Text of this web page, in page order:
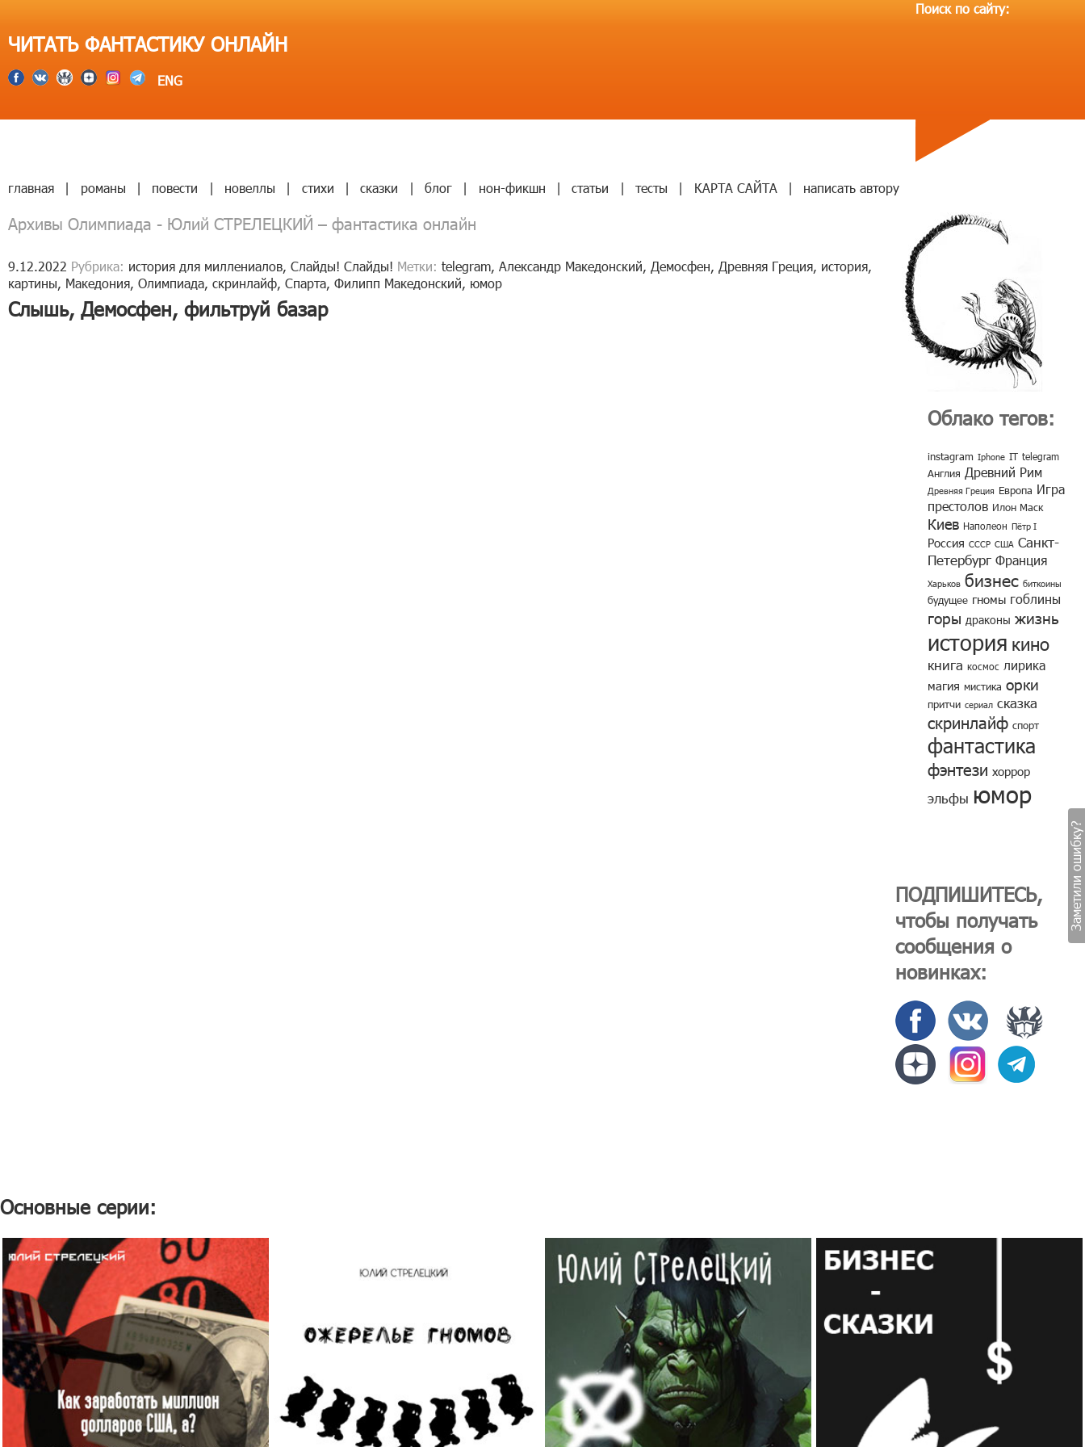
ЧИТАТЬ ФАНТАСТИКУ ОНЛАЙН
ENG
Поиск по сайту:
главная | романы | повести | новеллы | стихи | сказки | блог | нон-фикшн | статьи | тесты | КАРТА САЙТА | написать автору
Архивы Олимпиада - Юлий СТРЕЛЕЦКИЙ – фантастика онлайн
9.12.2022 Рубрика: история для миллениалов, Слайды! Слайды! Метки: telegram, Александр Македонский, Демосфен, Древняя Греция, история,
картины, Македония, Олимпиада, скринлайф, Спарта, Филипп Македонский, юмор
Слышь, Демосфен, фильтруй базар
Облако тегов:
instagram Iphone IT telegram
Англия Древний Рим
Древняя Греция Европа Игра
престолов Илон Маск
Киев Наполеон Пётр I
Россия СССР США Санкт-
Петербург Франция
Харьков бизнес биткоины
будущее гномы гоблины
горы драконы жизнь
история кино
книга космос лирика
магия мистика орки
притчи сериал сказка
скринлайф спорт
фантастика
фэнтези хоррор
эльфы юмор
ПОДПИШИТЕСЬ,
чтобы получать
сообщения о
новинках:
Основные серии:
Заметили ошибку?